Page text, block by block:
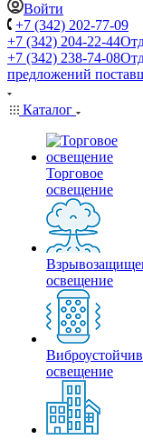
Войти
+7 (342) 202-77-09
+7 (342) 204-22-44
+7 (342) 238-74-08
предложений
Каталог
Торговое
освещение
освещение
освещение